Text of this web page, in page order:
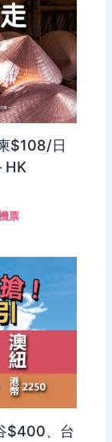
$108/日
HK
票
$400、台